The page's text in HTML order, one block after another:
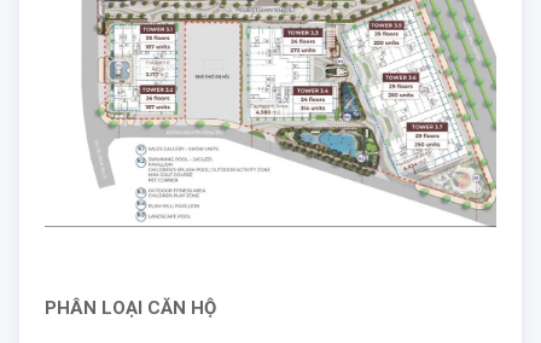
PHÂN LOẠI CĂN HỘ